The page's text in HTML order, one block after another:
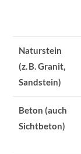
Naturstein
(z. B. Granit,
Sandstein)
Beton (auch
Sichtbeton)